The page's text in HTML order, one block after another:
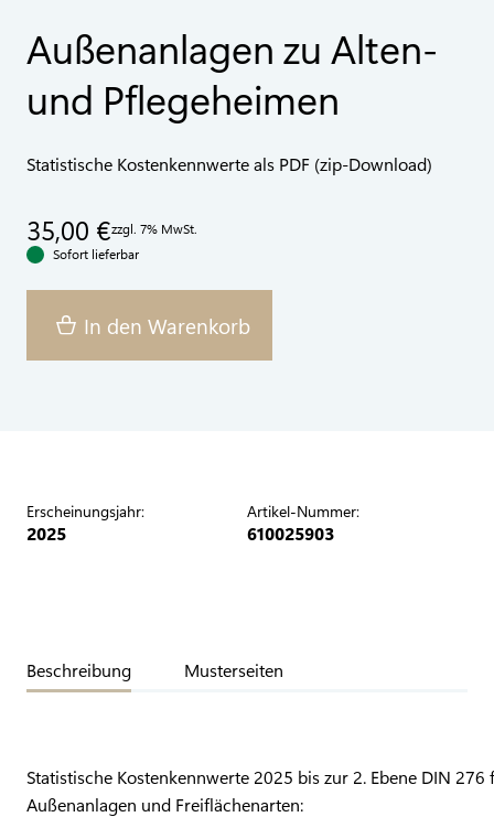
Außenanlagen zu Alten-
und Pflegeheimen
Statistische Kostenkennwerte als PDF (zip-Download)
35,00 €zzgl. 7% MwSt.
Sofort lieferbar
In den Warenkorb
Erscheinungsjahr:
2025
Artikel-Nummer:
610025903
Beschreibung Musterseiten
Statistische Kostenkennwerte 2025 bis zur 2. Ebene DIN 276
Außenanlagen und Freiflächenarten: